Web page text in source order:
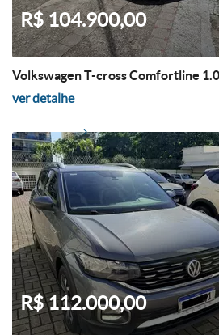
R$ 104.900,00
Volkswagen T-cross Comfortline
ver detalhe
R$ 112.000,00